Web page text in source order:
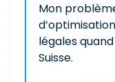
Mon
légales
Suisse.